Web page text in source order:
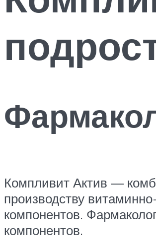
Компливит Актив —
производству
компонентов.
компонентов.